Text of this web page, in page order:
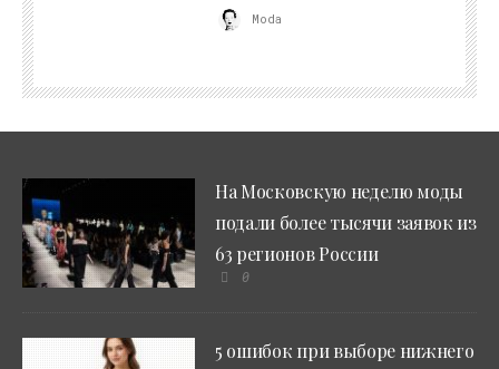
Moda
На Московскую неделю моды
подали более тысячи заявок из
63 регионов России
0
5 ошибок при выборе нижнего